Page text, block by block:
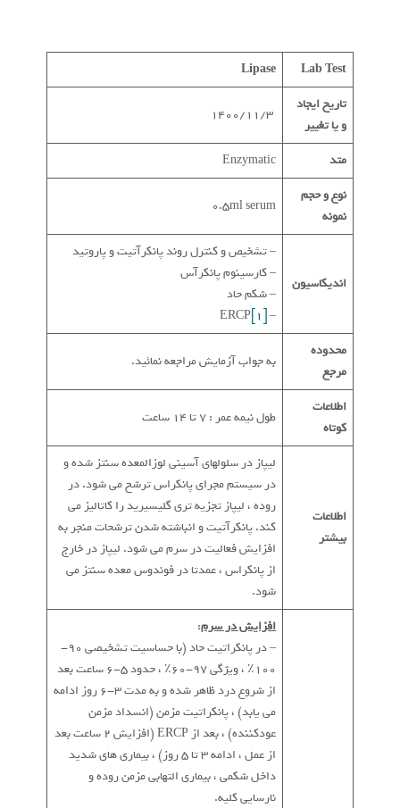
Lab Test
Lipase
تاریخ ایجاد
و یا تغییر
متد
Enzymatic
نوع و حجم
نمونه
0.5ml serum
اندیکاسیون
– تشخیص و کنترل روند پانکرآتیت و پاروتید
– کارسینوم پانکرآس
– شکم حاد
– ERCP
[1]
محدوده
مرجع
به جواب آزمایش مراجعه نمائید.
اطلاعات
کوتاه
طول نیمه عمر : 7 تا 14 ساعت
اطلاعات
بیشتر
لیپاز در سلولهای آسینی لوزالمعده سنتز شده و
در سیستم مجرای پانکراس ترشح می شود. در
روده ، لیپاز تجزیه تری گلیسیرید را کاتالیز می
کند. پانکرآتیت و انباشته شدن ترشحات منجر به
افزایش فعالیت در سرم می شود. لیپاز در خارج
از پانکراس ، عمدتا در فوندوس معده سنتز می
شود.
افزایش در سرم:
– در پانکراتیت حاد (با حساسیت تشخیصی 90-
100٪ ، ویژگی 97-60٪ ، حدود 5-6 ساعت بعد
از شروع درد ظاهر شده و به مدت 3-6 روز ادامه
می یابد) ، پانکراتیت مزمن (انسداد مزمن
عودکننده) ، بعد از ERCP (افزایش 2 ساعت بعد
از عمل ، ادامه 3 تا 5 روز) ، بیماری های شدید
داخل شکمی ، بیماری التهابی مزمن روده و
نارسایی کلیه.